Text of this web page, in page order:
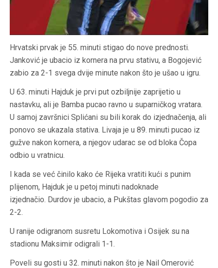
Hrvatski prvak je 55. minuti stigao do nove prednosti.
Janković je ubacio iz kornera na prvu stativu, a Bogojević
zabio za 2-1 svega dvije minute nakon što je ušao u igru.
U 63. minuti Hajduk je prvi put ozbiljnije zaprijetio u
nastavku, ali je Bamba pucao ravno u suparničkog vratara.
U samoj završnici Splićani su bili korak do izjednačenja, ali
ponovo se ukazala stativa. Livaja je u 89. minuti pucao iz
gužve nakon kornera, a njegov udarac se od bloka Čopa
odbio u vratnicu.
I kada se već činilo kako će Rijeka vratiti kući s punim
plijenom, Hajduk je u petoj minuti nadoknade
izjednačio. Durdov je ubacio, a Pukštas glavom pogodio za
2-2.
U ranije odigranom susretu Lokomotiva i Osijek su na
stadionu Maksimir odigrali 1-1.
Poveli su gosti u 32. minuti nakon što je Nail Omerović